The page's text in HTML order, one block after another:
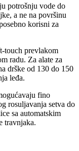
potrošnju vode do
a ne na površinu
korisni za
touch prevlakom
radu. Za alate za
drške od 130 do 150
leđa.
fino
rosuljavanja setva do
sa automatskim
travnjaka.